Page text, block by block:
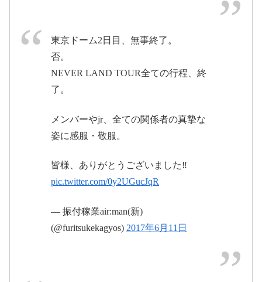
pic.twitter.com/aevIwuO1OG
June 8, 2017
June 11,
2017
2017
年6月10日
東京ドーム2日目、無事終了。
否。
NEVER LAND TOUR全ての行程、終
了。
メンバーやjr、全ての関係者の真摯な
姿に感服・敬服。
皆様、ありがとうございました‼️
pic.twitter.com/0y2UGucJqR
— 振付稼業air:man(新)
(@furitsukekagyos) 2017年6月11日